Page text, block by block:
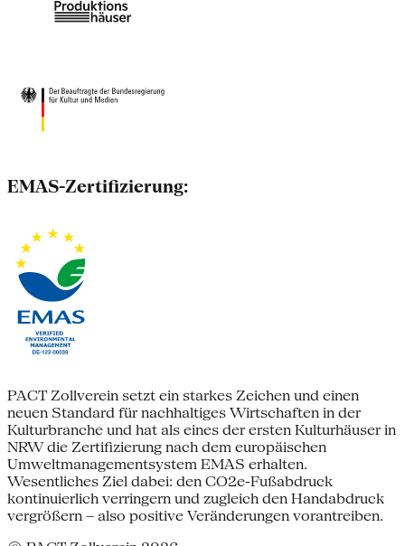
EMAS-Zertifizierung:
PACT Zollverein setzt ein starkes Zeichen und einen
neuen Standard für nachhaltiges Wirtschaften in der
Kulturbranche und hat als eines der ersten Kulturhäuser in
NRW die Zertifizierung nach dem europäischen
Umweltmanagementsystem EMAS erhalten.
Wesentliches Ziel dabei: den CO2e-Fußabdruck
kontinuierlich verringern und zugleich den Handabdruck
vergrößern – also positive Veränderungen vorantreiben.